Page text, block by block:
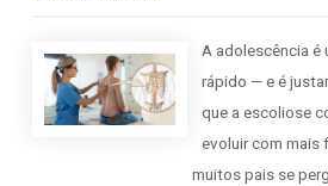
A adolescência é
rápido — e é
que a escoliose
evoluir com mais
muitos pais se